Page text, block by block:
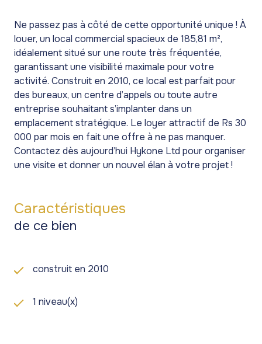
Ne passez pas à côté de cette opportunité unique ! À
louer, un local commercial spacieux de 185,81 m²,
idéalement situé sur une route très fréquentée,
garantissant une visibilité maximale pour votre
activité. Construit en 2010, ce local est parfait pour
des bureaux, un centre d’appels ou toute autre
entreprise souhaitant s’implanter dans un
emplacement stratégique. Le loyer attractif de Rs 30
000 par mois en fait une offre à ne pas manquer.
Contactez dès aujourd’hui Hykone Ltd pour organiser
une visite et donner un nouvel élan à votre projet !
Caractéristiques
de ce bien
construit en 2010
1 niveau(x)